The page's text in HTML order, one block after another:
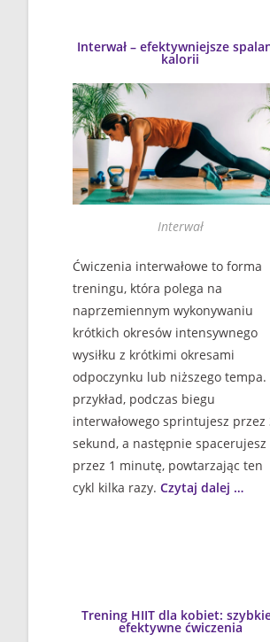
Interwał – efektywniejsze
kalorii
Interwał
Ćwiczenia interwałowe to forma
treningu, która polega na
naprzemiennym wykonywaniu
krótkich okresów intensywnego
wysiłku z krótkimi okresami
odpoczynku lub niższego tempa.
przykład, podczas biegu
interwałowego sprintujesz przez
sekund, a następnie spacerujesz
przez 1 minutę, powtarzając ten
cykl kilka razy. Czytaj dalej …
Trening HIIT dla kobiet:
efektywne ćwiczenia